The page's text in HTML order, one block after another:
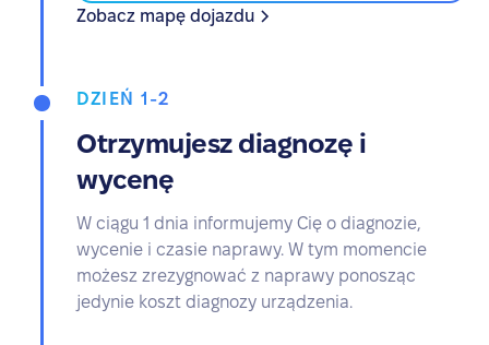
Zobacz mapę dojazdu
DZIEŃ 1-2
Otrzymujesz diagnozę i
wycenę
W ciągu 1 dnia informujemy Cię o diagnozie,
wycenie i czasie naprawy. W tym momencie
możesz zrezygnować z naprawy ponosząc
jedynie koszt diagnozy urządzenia.